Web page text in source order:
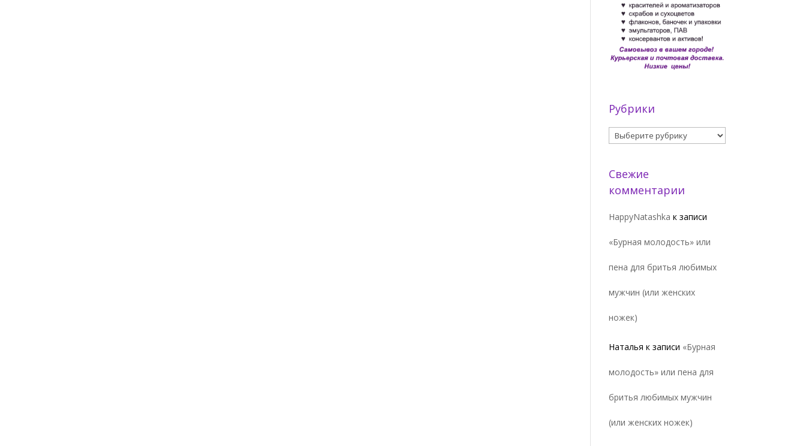
Рубрики
Рубрики
Свежие
комментарии
HappyNatashka к записи
«Бурная молодость» или
пена для бритья любимых
мужчин (или женских
ножек)
Наталья к записи «Бурная
молодость» или пена для
бритья любимых мужчин
(или женских ножек)